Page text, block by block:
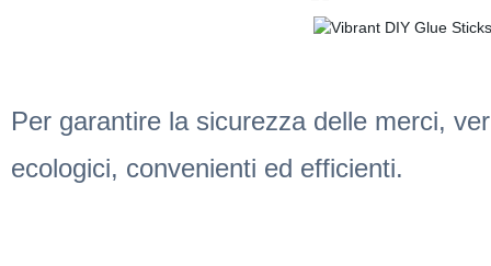
Per garantire la sicurezza delle merci,
ecologici, convenienti ed efficienti.